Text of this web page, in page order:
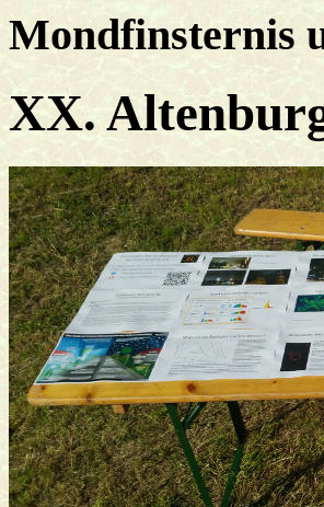
Mondfinsternis
XX.